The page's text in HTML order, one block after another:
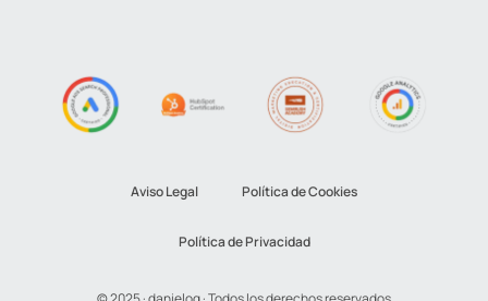
Aviso Legal Política de Cookies
Política de Privacidad